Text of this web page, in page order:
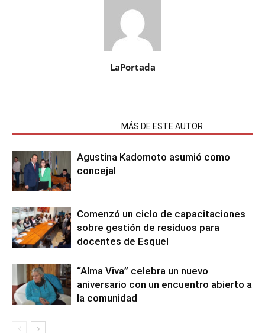
LaPortada
MÁS DE ESTE AUTOR
Agustina Kadomoto asumió como
concejal
Comenzó un ciclo de capacitaciones
sobre gestión de residuos para
docentes de Esquel
“Alma Viva” celebra un nuevo
aniversario con un encuentro abierto a
la comunidad